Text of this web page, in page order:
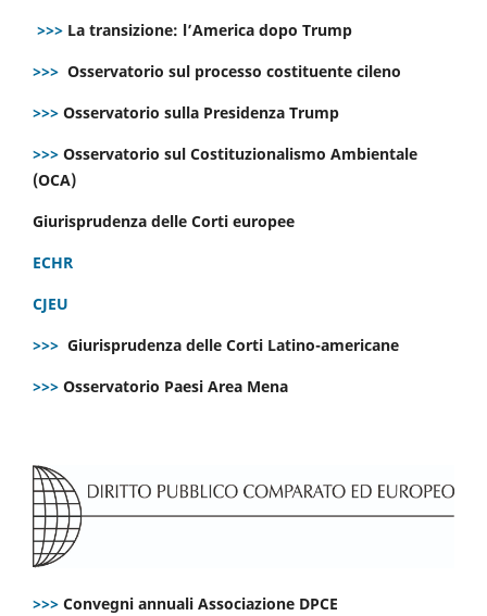
>>> La transizione: l’America dopo Trump
>>> Osservatorio sul processo costituente cileno
>>> Osservatorio sulla Presidenza Trump
>>> Osservatorio sul Costituzionalismo Ambientale
(OCA)
Giurisprudenza delle Corti europee
ECHR
CJEU
>>> Giurisprudenza delle Corti Latino-americane
>>> Osservatorio Paesi Area Mena
>>> Convegni annuali Associazione DPCE